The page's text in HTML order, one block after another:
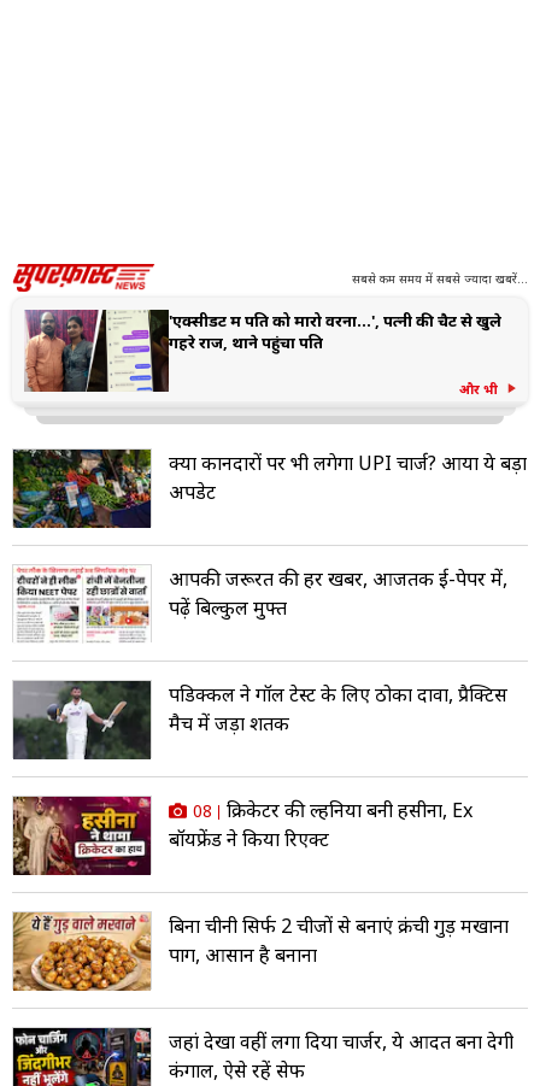
सबसे कम समय में सबसे ज्यादा खबरें...
'एक्सीडेंट में पति को मारो वरना...', पत्नी की चैट से खुले
गहरे राज, थाने पहुंचा पति
और भी
क्‍या दुकानदारों पर भी लगेगा UPI चार्ज? आया ये बड़ा
अपडेट
आपकी जरूरत की हर खबर, आजतक ई-पेपर में,
पढ़ें बिल्कुल मुफ्त
पडिक्कल ने गॉल टेस्ट के लिए ठोका दावा, प्रैक्टिस
मैच में जड़ा शतक
08
क्रिकेटर की दुल्हनिया बनी हसीना, Ex
बॉयफ्रेंड ने किया रिएक्ट
बिना चीनी सिर्फ 2 चीजों से बनाएं क्रंची गुड़ मखाना
पाग, आसान है बनाना
जहां देखा वहीं लगा दिया चार्जर, ये आदत बना देगी
कंगाल, ऐसे रहें सेफ